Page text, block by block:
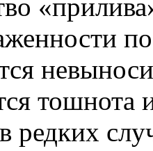
тошнота
редких